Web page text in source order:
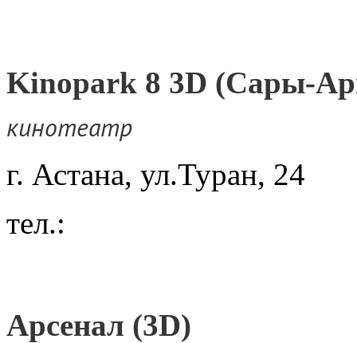
Kinopark 8 3D (Сары-
кинотеатр
г. Астана, ул.Туран, 24
тел.:
Арсенал (3D)